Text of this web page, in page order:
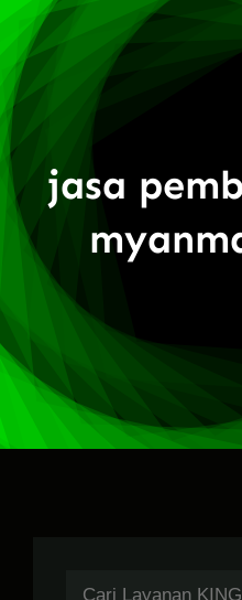
jasa